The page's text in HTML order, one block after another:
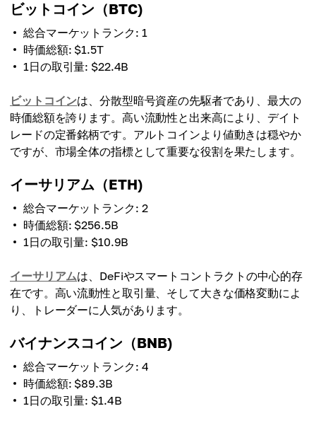
ビットコイン（BTC)
総合マーケットランク: 1
時価総額: $1.5T
1日の取引量: $22.4B
ビットコインは、分散型暗号資産の先駆者であり、最大の
時価総額を誇ります。高い流動性と出来高により、デイト
レードの定番銘柄です。アルトコインより値動きは穏やか
ですが、市場全体の指標として重要な役割を果たします。
イーサリアム（ETH)
総合マーケットランク: 2
時価総額: $256.5B
1日の取引量: $10.9B
イーサリアムは、DeFiやスマートコントラクトの中心的存
在です。高い流動性と取引量、そして大きな価格変動によ
り、トレーダーに人気があります。
バイナンスコイン（BNB)
総合マーケットランク: 4
時価総額: $89.3B
1日の取引量: $1.4B